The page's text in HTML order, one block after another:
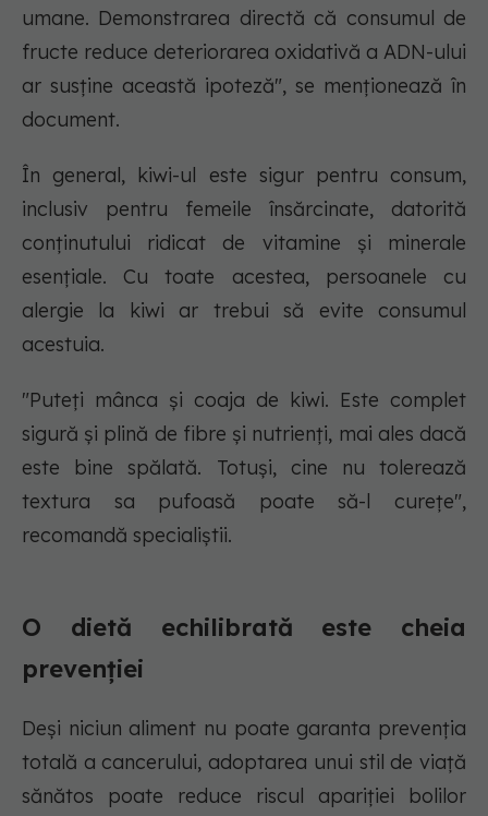
umane. Demonstrarea directă că consumul de
fructe reduce deteriorarea oxidativă a ADN-ului
ar susține această ipoteză", se menționează în
document.
În general, kiwi-ul este sigur pentru consum,
inclusiv pentru femeile însărcinate, datorită
conținutului ridicat de vitamine și minerale
esențiale. Cu toate acestea, persoanele cu
alergie la kiwi ar trebui să evite consumul
acestuia.
"Puteți mânca și coaja de kiwi. Este complet
sigură și plină de fibre și nutrienți, mai ales dacă
este bine spălată. Totuși, cine nu tolerează
textura sa pufoasă poate să-l curețe",
recomandă specialiștii.
O dietă echilibrată este cheia
prevenției
Deși niciun aliment nu poate garanta prevenția
totală a cancerului, adoptarea unui stil de viață
sănătos poate reduce riscul apariției bolilor